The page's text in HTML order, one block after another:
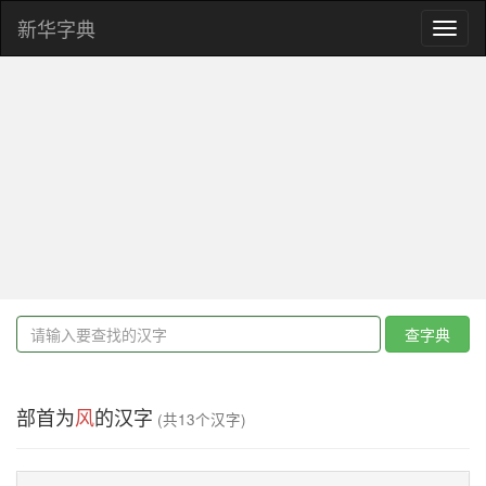
新华字典
查字典
部首为风的汉字 (共13个汉字)